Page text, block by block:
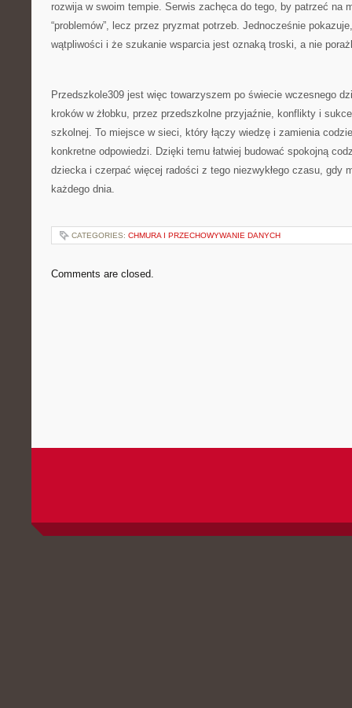
rozwija w swoim tempie. Serwis zachęca do tego, by patrzeć na
“problemów”, lecz przez pryzmat potrzeb. Jednocześnie
wątpliwości i że szukanie wsparcia jest oznaką troski, a nie
Przedszkole309 jest więc towarzyszem po świecie wczesnego
kroków w żłobku, przez przedszkolne przyjaźnie, konflikty i
szkolnej. To miejsce w sieci, który łączy wiedzę i zamienia
konkretne odpowiedzi. Dzięki temu łatwiej budować spokojną
dziecka i czerpać więcej radości z tego niezwykłego czasu, gdy
każdego dnia.
CATEGORIES: CHMURA I PRZECHOWYWANIE DANYCH
Comments are closed.